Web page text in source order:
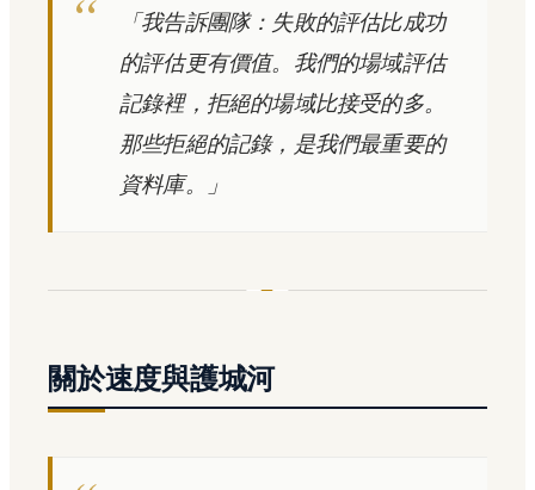
「我告訴團隊：失敗的評估比成功
的評估更有價值。我們的場域評估
記錄裡，拒絕的場域比接受的多。
那些拒絕的記錄，是我們最重要的
資料庫。」
關於速度與護城河